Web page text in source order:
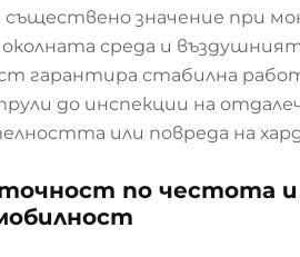
значение при
среда и
гарантира стабилна
до инспекции на
или повреда на
по честота